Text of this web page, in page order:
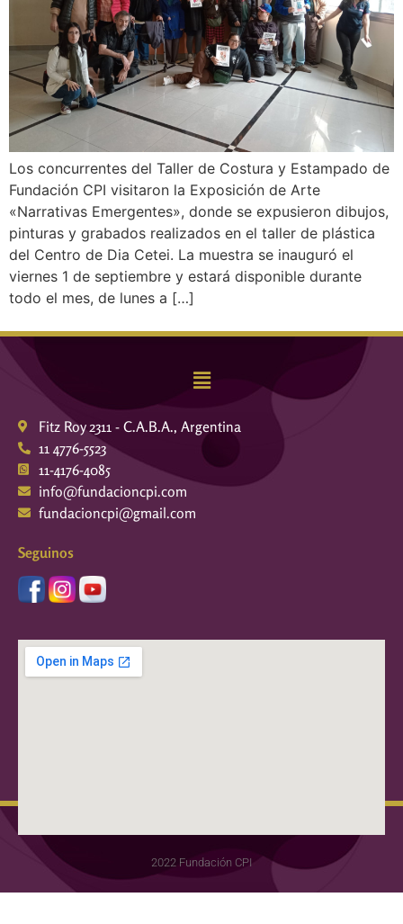
Los concurrentes del Taller de Costura y Estampado de
Fundación CPI visitaron la Exposición de Arte
«Narrativas Emergentes», donde se expusieron dibujos,
pinturas y grabados realizados en el taller de plástica
del Centro de Dia Cetei. La muestra se inauguró el
viernes 1 de septiembre y estará disponible durante
todo el mes, de lunes a […]
Fitz Roy 2311 - C.A.B.A., Argentina
11 4776-5523
11-4176-4085
info@fundacioncpi.com
fundacioncpi@gmail.com
Seguinos
2022 Fundación CPI